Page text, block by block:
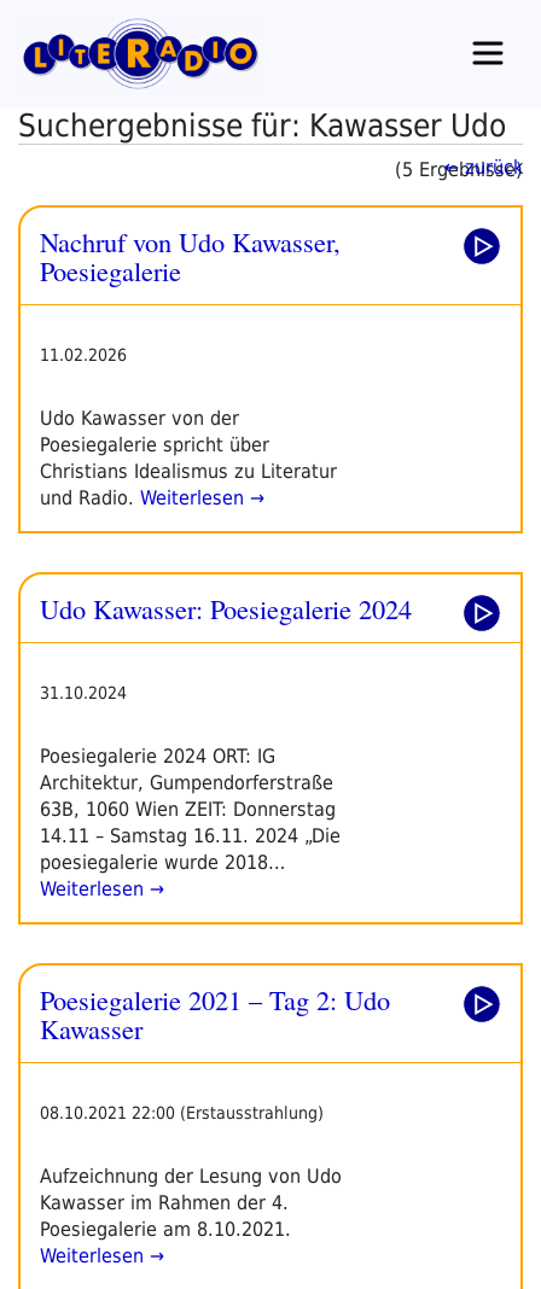
Inhalt
springen
Suchergebnisse für: Kawasser Udo
(5 Ergebnisse)
← zurück
Nachruf von Udo Kawasser,
Poesiegalerie
11.02.2026
Udo Kawasser von der
Poesiegalerie spricht über
Christians Idealismus zu Literatur
und Radio. Weiterlesen →
Udo Kawasser: Poesiegalerie 2024
31.10.2024
Poesiegalerie 2024 ORT: IG
Architektur, Gumpendorferstraße
63B, 1060 Wien ZEIT: Donnerstag
14.11 – Samstag 16.11. 2024 „Die
poesiegalerie wurde 2018…
Weiterlesen →
Poesiegalerie 2021 – Tag 2: Udo
Kawasser
08.10.2021 22:00 (Erstausstrahlung)
Aufzeichnung der Lesung von Udo
Kawasser im Rahmen der 4.
Poesiegalerie am 8.10.2021.
Weiterlesen →